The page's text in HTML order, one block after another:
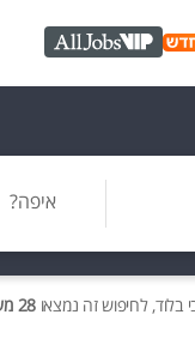
AllJobs VIP
איפה?
בלוד, לחיפוש זה נמצאו 28 משרות